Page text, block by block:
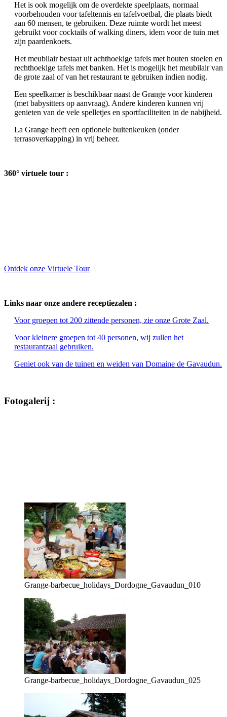
Het is ook mogelijk om de overdekte speelplaats, normaal
voorbehouden voor tafeltennis en tafelvoetbal, die plaats biedt
aan 60 mensen, te gebruiken. Deze ruimte wordt het meest
gebruikt voor cocktails of walking diners, idem voor de tuin met
zijn paardenkoets.
Het meubilair bestaat uit achthoekige tafels met houten stoelen en
rechthoekige tafels met banken. Het is mogelijk het meubilair van
de grote zaal of van het restaurant te gebruiken indien nodig.
Een speelkamer is beschikbaar naast de Grange voor kinderen
(met babysitters op aanvraag). Andere kinderen kunnen vrij
genieten van de vele spelletjes en sportfaciliteiten in de nabijheid.
La Grange heeft een optionele buitenkeuken (onder
terrasoverkapping) in vrij beheer.
360° virtuele tour :
Ontdek onze Virtuele Tour
Links naar onze andere receptiezalen :
Voor groepen tot 200 zittende personen, zie onze Grote Zaal.
Voor kleinere groepen tot 40 personen, wij zullen het
restaurantzaal gebruiken.
Geniet ook van de tuinen en weiden van Domaine de Gavaudun.
Fotogalerij :
Grange-barbecue_holidays_Dordogne_Gavaudun_010
Grange-barbecue_holidays_Dordogne_Gavaudun_025